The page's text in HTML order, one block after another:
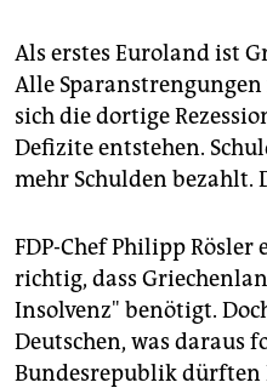
Als erstes Euroland ist
Alle
sich die dortige
Defizite entstehen.
mehr Schulden bezahlt.
FDP-Chef Philipp
richtig, dass
Insolvenz" benötigt.
Deutschen, was daraus
Bundesrepublik dürften